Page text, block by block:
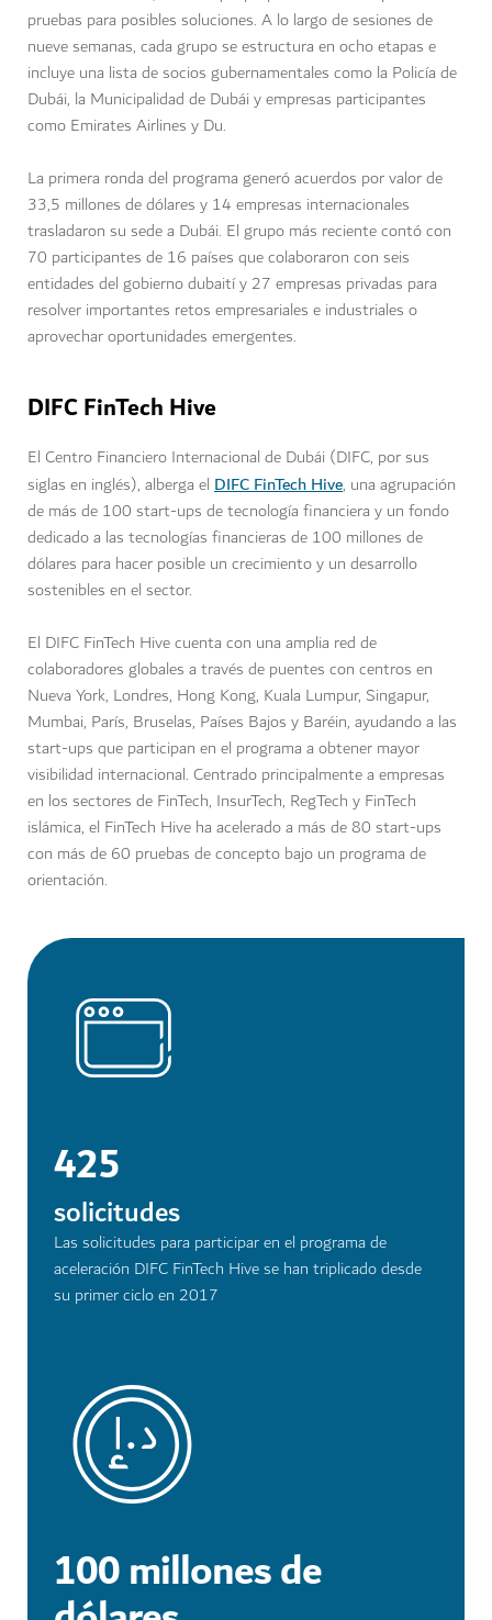
pruebas para posibles soluciones. A lo largo de sesiones de
nueve semanas, cada grupo se estructura en ocho etapas e
incluye una lista de socios gubernamentales como la Policía de
Dubái, la Municipalidad de Dubái y empresas participantes
como Emirates Airlines y Du.
La primera ronda del programa generó acuerdos por valor de
33,5 millones de dólares y 14 empresas internacionales
trasladaron su sede a Dubái. El grupo más reciente contó con
70 participantes de 16 países que colaboraron con seis
entidades del gobierno dubaití y 27 empresas privadas para
resolver importantes retos empresariales e industriales o
aprovechar oportunidades emergentes.
DIFC FinTech Hive
El Centro Financiero Internacional de Dubái (DIFC, por sus
siglas en inglés), alberga el DIFC FinTech Hive, una agrupación
de más de 100 start-ups de tecnología financiera y un fondo
dedicado a las tecnologías financieras de 100 millones de
dólares para hacer posible un crecimiento y un desarrollo
sostenibles en el sector.
El DIFC FinTech Hive cuenta con una amplia red de
colaboradores globales a través de puentes con centros en
Nueva York, Londres, Hong Kong, Kuala Lumpur, Singapur,
Mumbai, París, Bruselas, Países Bajos y Baréin, ayudando a las
start-ups que participan en el programa a obtener mayor
visibilidad internacional. Centrado principalmente a empresas
en los sectores de FinTech, InsurTech, RegTech y FinTech
islámica, el FinTech Hive ha acelerado a más de 80 start-ups
con más de 60 pruebas de concepto bajo un programa de
orientación.
425
solicitudes
Las solicitudes para participar en el programa de
aceleración DIFC FinTech Hive se han triplicado desde
su primer ciclo en 2017
100 millones de